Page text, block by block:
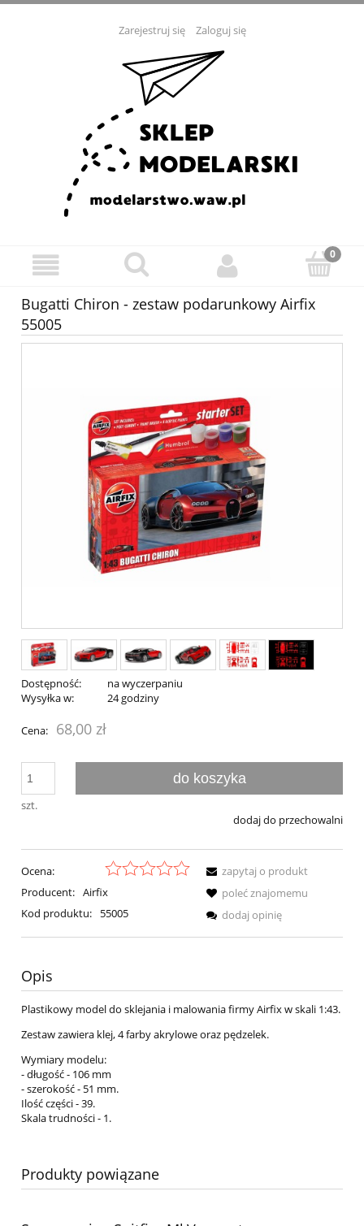
Zarejestruj się Zaloguj się
Bugatti Chiron - zestaw podarunkowy Airfix
55005
Dostępność:
na wyczerpaniu
Wysyłka w:
24 godziny
Cena: 68,00 zł
szt.
do koszyka
dodaj do przechowalni
Ocena:
Producent: Airfix
Kod produktu:
55005
zapytaj o produkt
poleć znajomemu
dodaj opinię
Opis
Plastikowy model do sklejania i malowania firmy Airfix w skali 1:43.
Zestaw zawiera klej, 4 farby akrylowe oraz pędzelek.
Wymiary modelu:
- długość - 106 mm
- szerokość - 51 mm.
Ilość części - 39.
Skala trudności - 1.
Produkty powiązane